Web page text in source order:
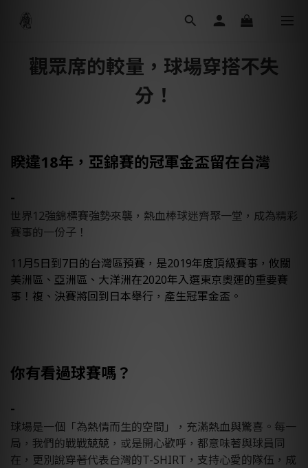
觀眾席的較量，球場穿搭不失
分！
睽違18年，亞錦賽的冠軍金盃留在台灣
-
世界12強錦標賽強勢來襲，熱血棒球迷齊聚一堂，成為精彩
賽事的一份子！
11月5日到7日的台灣區預賽，是2019年度頂級賽事，攸關
美洲區、亞洲區、大洋洲在2020年入選東京奧運的重要賽
事！複、決賽將回到日本舉行，產生冠軍金盃。
你有看過球賽嗎？
-
球場是一個「為熱情而生的空間」，充滿熱血與驚喜。每一
局，我們的戰戰兢兢，或是開心歡呼，都意味著與球員同
在，更別說穿著代表台灣的T-SHIRT，支持心愛的隊伍，成